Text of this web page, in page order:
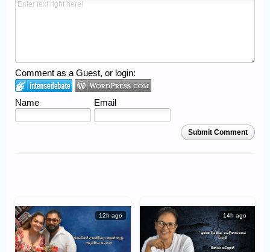
Comment as a Guest, or login:
Name Email
Submit Comment
12h ago 14h ago